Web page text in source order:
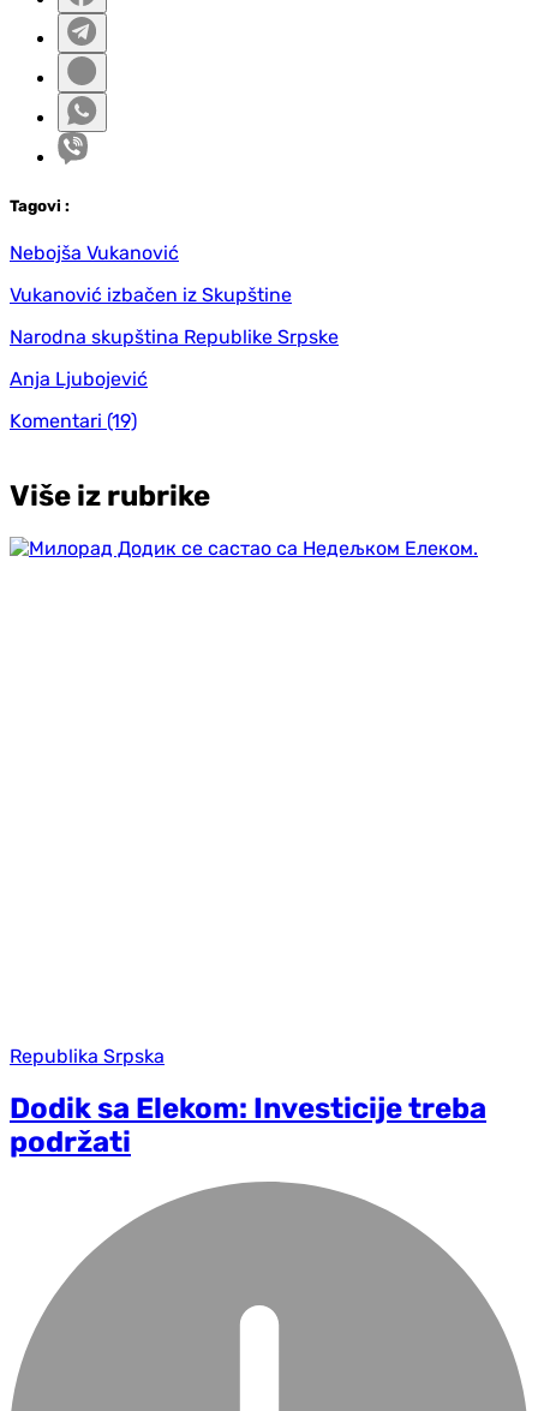
Tagovi :
Nebojša Vukanović
Vukanović izbačen iz Skupštine
Narodna skupština Republike Srpske
Anja Ljubojević
Komentari (19)
Više iz rubrike
Republika Srpska
Dodik sa Elekom: Investicije treba
podržati